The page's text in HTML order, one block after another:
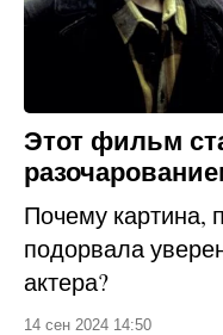
Этот фильм
Почему картина,
подорвала
актера?
14 сен 2024 14:50